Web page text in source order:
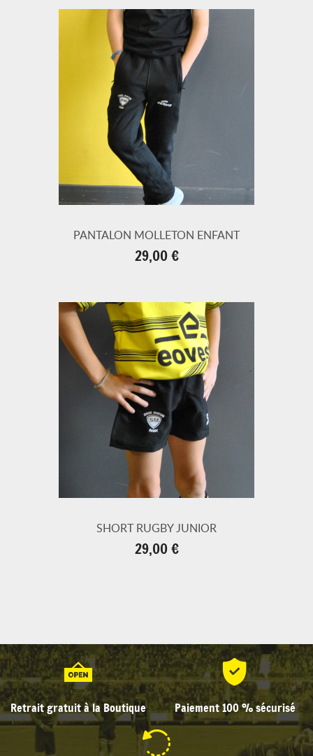
PANTALON MOLLETON ENFANT
Prix
29,00 €
SHORT RUGBY JUNIOR
Prix
29,00 €
Retrait gratuit à la Boutique Paiement 100 % sécurisé